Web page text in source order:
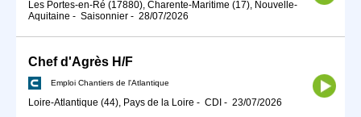
Les Portes-en-Ré (17880), Charente-Maritime (17), Nouvelle-
Aquitaine - Saisonnier - 28/07/2026
Chef d'Agrès H/F
Emploi Chantiers de l'Atlantique
Loire-Atlantique (44), Pays de la Loire - CDI - 23/07/2026